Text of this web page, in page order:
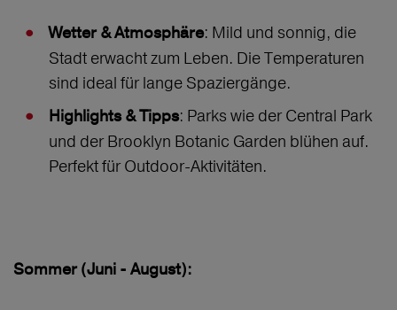
Wetter & Atmosphäre: Mild und sonnig, die
Stadt erwacht zum Leben. Die Temperaturen
sind ideal für lange Spaziergänge.
Highlights & Tipps: Parks wie der Central Park
und der Brooklyn Botanic Garden blühen auf.
Perfekt für Outdoor-Aktivitäten.
Sommer (Juni - August):